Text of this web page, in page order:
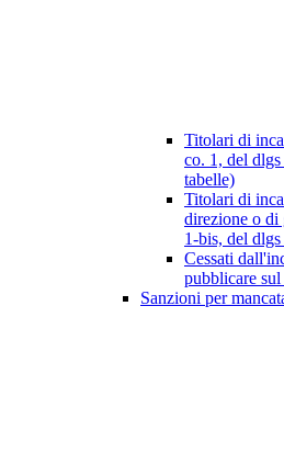
Titolari di
co. 1, del
tabelle)
Titolari di
direzione o di
1-bis, del
Cessati
pubblicare
Sanzioni per